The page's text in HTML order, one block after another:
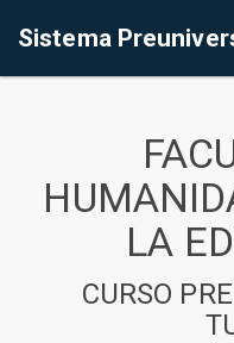
Sistema
LA
CURSO